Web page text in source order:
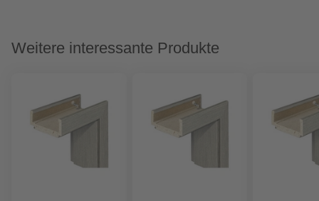
Weitere interessante Produkte